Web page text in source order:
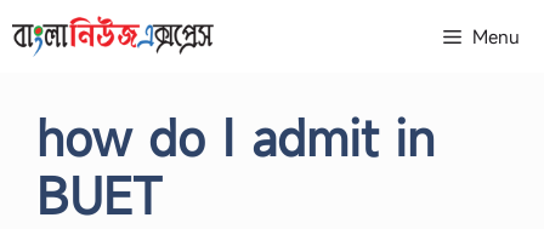
to
Menu
how do I admit in
BUET